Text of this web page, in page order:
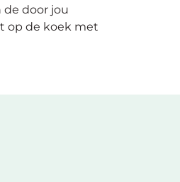
door jou
op de koek met